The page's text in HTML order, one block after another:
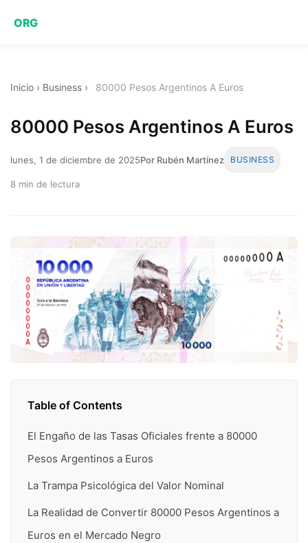
ORG
Inicio › Business › 80000 Pesos Argentinos A Euros
80000 Pesos Argentinos A Euros
lunes, 1 de diciembre de 2025Por Rubén Martínez BUSINESS
8 min de lectura
Table of Contents
El Engaño de las Tasas Oficiales frente a 80000
Pesos Argentinos a Euros
La Trampa Psicológica del Valor Nominal
La Realidad de Convertir 80000 Pesos Argentinos a
Euros en el Mercado Negro